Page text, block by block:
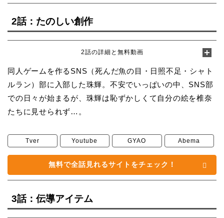
2話：たのしい創作
2話の詳細と無料動画
同人ゲームを作るSNS（死んだ魚の目・日照不足・シャト
ルラン）部に入部した珠輝。不安でいっぱいの中、SNS部
での日々が始まるが、珠輝は恥ずかしくて自分の絵を椎奈
たちに見せられず…。
Tver Youtube GYAO Abema
無料で全話見れるサイトをチェック！
3話：伝導アイテム